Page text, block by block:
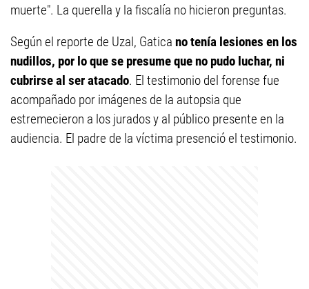
muerte". La querella y la fiscalía no hicieron preguntas.
Según el reporte de Uzal, Gatica no tenía lesiones en los
nudillos, por lo que se presume que no pudo luchar, ni
cubrirse al ser atacado. El testimonio del forense fue
acompañado por imágenes de la autopsia que
estremecieron a los jurados y al público presente en la
audiencia. El padre de la víctima presenció el testimonio.